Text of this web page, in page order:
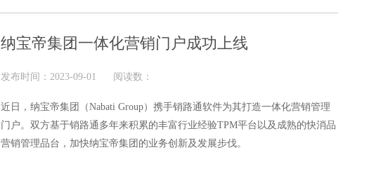
纳宝帝集团一体化营销门户成功上线
发布时间：2023-09-01 阅读数：
近日，纳宝帝集团（Nabati Group）携手销路通软件为其打造一体化营销管理
门户。双方基于销路通多年来积累的丰富行业经验TPM平台以及成熟的快消品
营销管理品台，加快纳宝帝集团的业务创新及发展步伐。